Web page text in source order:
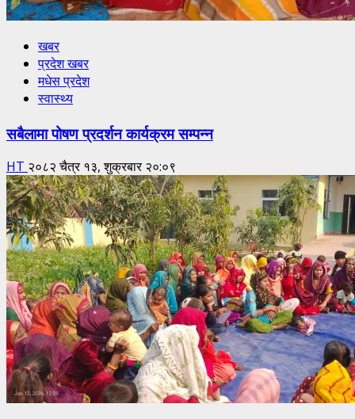
खबर
प्रदेश खबर
मधेस प्रदेश
स्वास्थ्य
सबैलामा पोषण प्रदर्शन कार्यक्रम सम्पन्न
HT २०८२ चैत्र १३, शुक्रबार २०:०९